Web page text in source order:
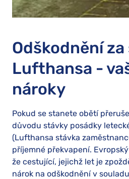
Odškodnění
Lufthansa -
nároky
Pokud se stanete obětí
důvodu stávky posádky
(Lufthansa stávka
příjemné překvapení.
že cestující, jejichž let je
nárok na odškodnění v